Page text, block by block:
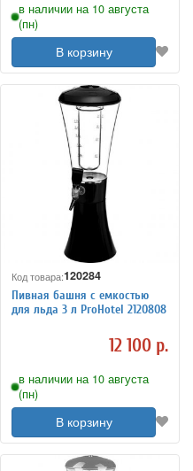
в наличии на 10 августа
(пн)
В корзину
Код товара:120284
Пивная башня с емкостью
для льда 3 л ProHotel 2120808
12 100 р.
в наличии на 10 августа
(пн)
В корзину